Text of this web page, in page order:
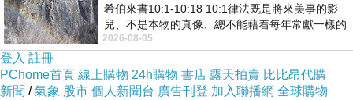
希伯來書10:1-10:18 10:1律法既是將來美事的影
兒、不是本物的真像、總不能藉着每年常獻一樣的
祭物、叫那近前來的人得以完全。 10
2026-08-05
登入 註冊
PChome首頁 線上購物 24h購物 書店 露天拍賣 比比昂代購
新聞 /氣象 股市 個人新聞台 廣告刊登 加入聯播網 全球購物